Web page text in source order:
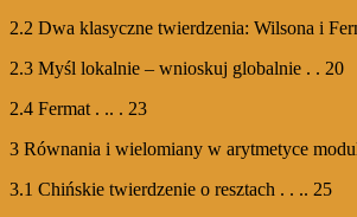
2.2 Dwa klasyczne twierdzenia: Wilsona i
2.3 Myśl lokalnie – wnioskuj globalnie . . 20
2.4 Fermat . .. . 23
3 Równania i wielomiany w arytmetyce
3.1 Chińskie twierdzenie o resztach . . .. 25